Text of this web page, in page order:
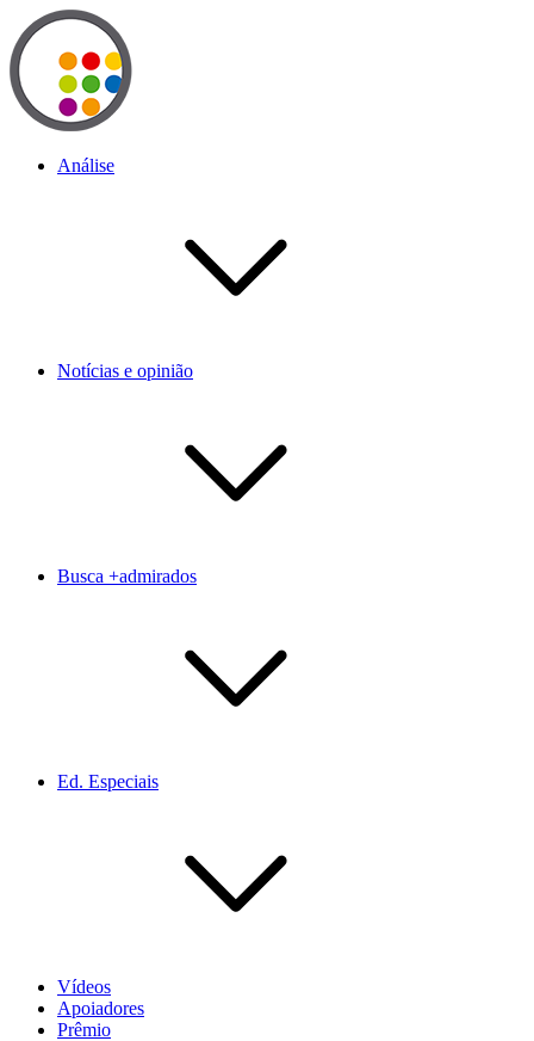
Análise
Notícias e opinião
Busca +admirados
Ed. Especiais
Vídeos
Apoiadores
Prêmio